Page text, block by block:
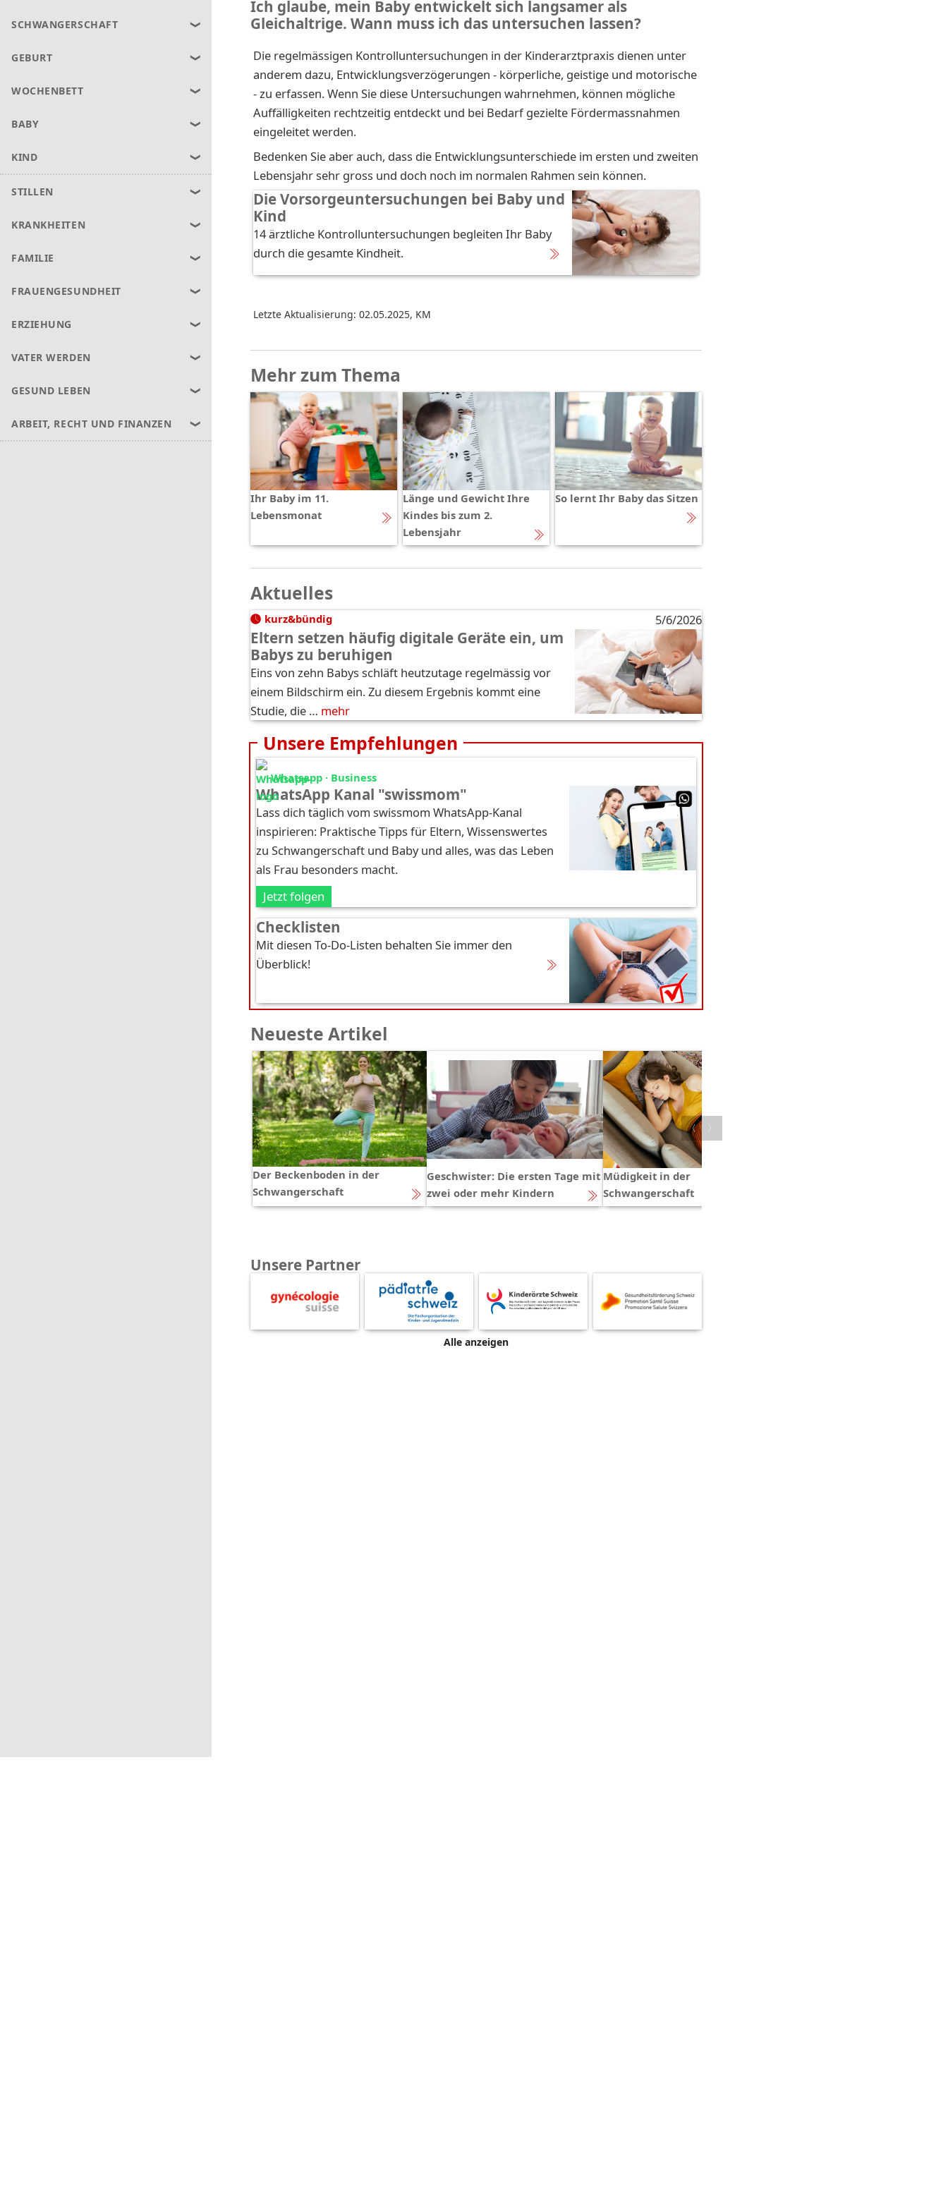
SCHWANGERSCHAFT
GEBURT
WOCHENBETT
BABY
KIND
STILLEN
KRANKHEITEN
FAMILIE
FRAUENGESUNDHEIT
ERZIEHUNG
VATER WERDEN
GESUND LEBEN
ARBEIT, RECHT UND FINANZEN
Ich glaube, mein Baby entwickelt sich langsamer als
Gleichaltrige. Wann muss ich das untersuchen lassen?
Die regelmässigen Kontrolluntersuchungen in der Kinderarztpraxis dienen unter
anderem dazu, Entwicklungsverzögerungen - körperliche, geistige und motorische
- zu erfassen. Wenn Sie diese Untersuchungen wahrnehmen, können mögliche
Auffälligkeiten rechtzeitig entdeckt und bei Bedarf gezielte Fördermassnahmen
eingeleitet werden.
Bedenken Sie aber auch, dass die Entwicklungsunterschiede im ersten und zweiten
Lebensjahr sehr gross und doch noch im normalen Rahmen sein können.
Die Vorsorgeuntersuchungen bei Baby und
Kind
14 ärztliche Kontrolluntersuchungen begleiten Ihr Baby
durch die gesamte Kindheit.
Letzte Aktualisierung: 02.05.2025, KM
Mehr zum Thema
Ihr Baby im 11.
Lebensmonat
Länge und Gewicht Ihre
Kindes bis zum 2.
Lebensjahr
So lernt Ihr Baby das Sitzen
Aktuelles
kurz&bündig 5/6/2026
Eltern setzen häufig digitale Geräte ein, um
Babys zu beruhigen
Eins von zehn Babys schläft heutzutage regelmässig vor
einem Bildschirm ein. Zu diesem Ergebnis kommt eine
Studie, die … mehr
Unsere Empfehlungen
Whatsapp · Business
WhatsApp Kanal "swissmom"
Lass dich täglich vom swissmom WhatsApp-Kanal
inspirieren: Praktische Tipps für Eltern, Wissenswertes
zu Schwangerschaft und Baby und alles, was das Leben
als Frau besonders macht.
Jetzt folgen
Checklisten
Mit diesen To-Do-Listen behalten Sie immer den
Überblick!
Neueste Artikel
Der Beckenboden in der
Schwangerschaft
Geschwister: Die ersten Tage mit
zwei oder mehr Kindern
Müdigkeit in der
Schwangerschaft
〈 〉
Unsere Partner
Alle anzeigen